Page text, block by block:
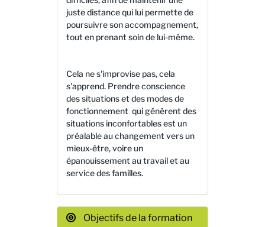
juste distance qui lui permette de
poursuivre son accompagnement,
tout en prenant soin de lui-même.
Cela ne s'improvise pas, cela
s'apprend. Prendre conscience
des situations et des modes de
fonctionnement qui génèrent des
situations inconfortables est un
préalable au changement vers un
mieux-être, voire un
épanouissement au travail et au
service des familles.
Objectifs de la formation